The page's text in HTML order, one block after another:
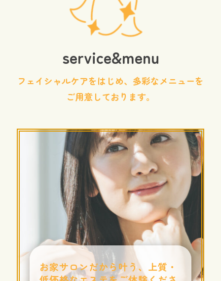
service&menu
フェイシャルケアをはじめ、多彩なメニューを
ご用意しております。
お家サロンだから叶う、上質・